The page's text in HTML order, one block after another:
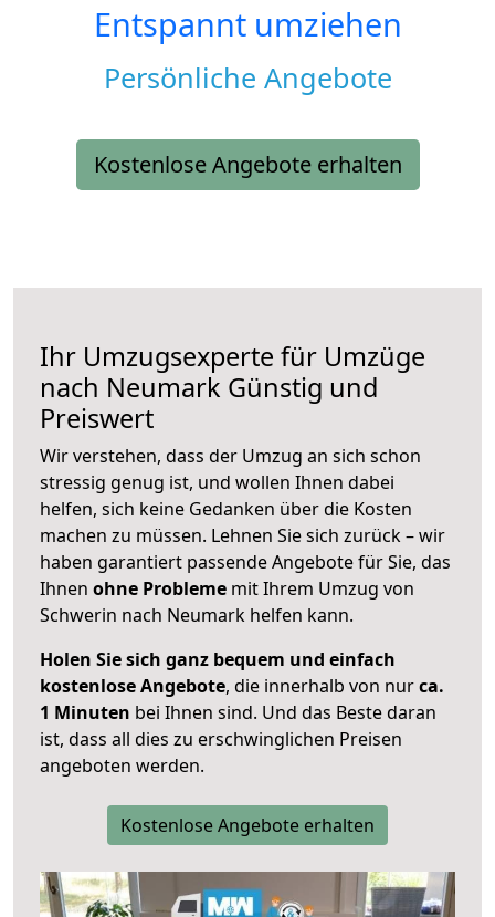
Entspannt umziehen
Persönliche Angebote
Kostenlose Angebote erhalten
Ihr Umzugsexperte für Umzüge
nach Neumark Günstig und
Preiswert
Wir verstehen, dass der Umzug an sich schon
stressig genug ist, und wollen Ihnen dabei
helfen, sich keine Gedanken über die Kosten
machen zu müssen. Lehnen Sie sich zurück – wir
haben garantiert passende Angebote für Sie, das
Ihnen ohne Probleme mit Ihrem Umzug von
Schwerin nach Neumark helfen kann.
Holen Sie sich ganz bequem und einfach
kostenlose Angebote, die innerhalb von nurca.
1 Minuten bei Ihnen sind. Und das Beste daran
ist, dass all dies zu erschwinglichen Preisen
angeboten werden.
Kostenlose Angebote erhalten